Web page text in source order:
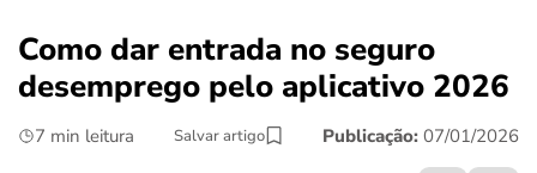
crédito fácil
últimas notícias
Como dar entrada no seguro
desemprego pelo aplicativo 2026
7 min leitura Salvar artigo Publicação: 07/01/2026